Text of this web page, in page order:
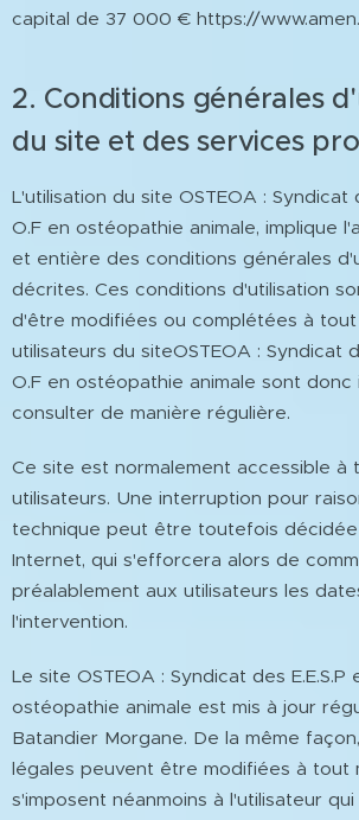
capital de 37 000 € https://
2. Conditions générales
du site et des services
L'utilisation du site OSTEOA : Syndicat
O.F en ostéopathie animale, implique
et entière des conditions générales
décrites. Ces conditions d'utilisation
d'être modifiées ou complétées à tout
utilisateurs du siteOSTEOA : Syndicat
O.F en ostéopathie animale sont donc
consulter de manière régulière.
Ce site est normalement accessible à
utilisateurs. Une interruption pour
technique peut être toutefois
Internet, qui s'efforcera alors de
préalablement aux utilisateurs les
l'intervention.
Le site OSTEOA : Syndicat des E.E.S.P
ostéopathie animale est mis à jour
Batandier Morgane. De la même
légales peuvent être modifiées à tout
s'imposent néanmoins à l'utilisateur